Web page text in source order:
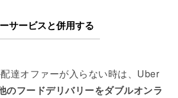
サービスと併用する
達オファーが入らない時は、Uber
のフードデリバリーをダブルオンラ